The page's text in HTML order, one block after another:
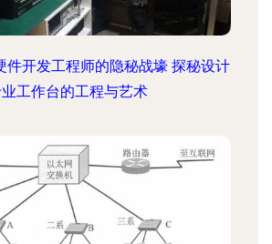
件开发工程师的隐秘战壕 探秘设计
工作台的工程与艺术